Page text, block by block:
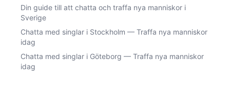
Din guide till att chatta och traffa nya manniskor i
Sverige
Chatta med singlar i Stockholm — Traffa nya manniskor
idag
Chatta med singlar i Göteborg — Traffa nya manniskor
idag